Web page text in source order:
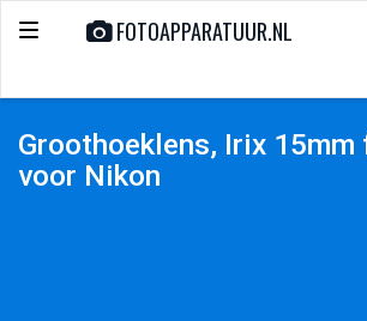
Toggle
FOTOAPPARATUUR.NL
Groothoeklens, Irix
voor Nikon